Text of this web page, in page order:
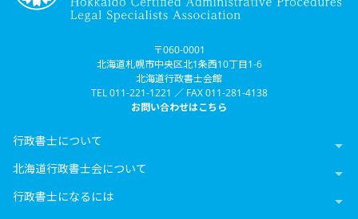
〒060-0001
北海道札幌市中央区北1条西10丁目1-6
北海道行政書士会館
TEL 011-221-1221 ／ FAX 011-281-4138
お問い合わせはこちら
行政書士について 
北海道行政書士会について 
行政書士になるには 